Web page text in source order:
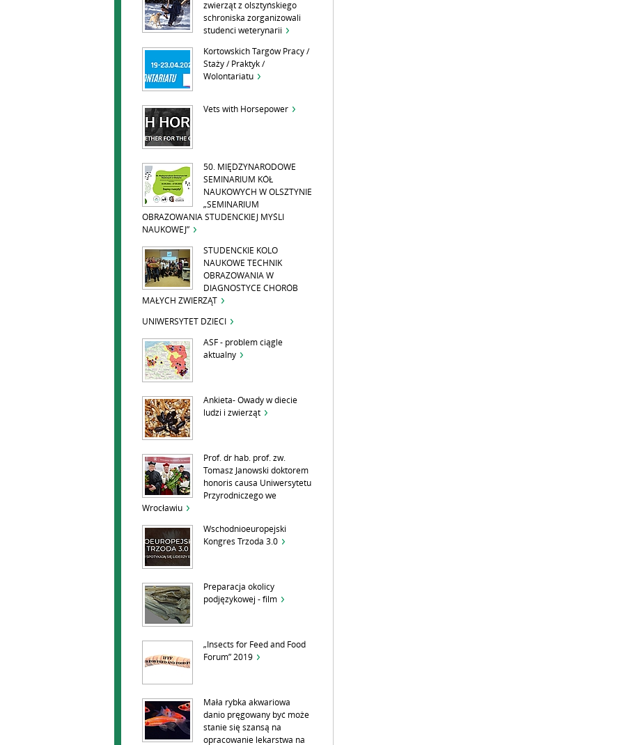
zwierząt z olsztyńskiego
schroniska zorganizowali
studenci weterynarii
Kortowskich Targów Pracy /
Staży / Praktyk /
Wolontariatu
Vets with Horsepower
50. MIĘDZYNARODOWE
SEMINARIUM KÓŁ
NAUKOWYCH W OLSZTYNIE
„SEMINARIUM
OBRAZOWANIA STUDENCKIEJ MYŚLI
NAUKOWEJ”
STUDENCKIE KOLO
NAUKOWE TECHNIK
OBRAZOWANIA W
DIAGNOSTYCE CHORÓB
MAŁYCH ZWIERZĄT
UNIWERSYTET DZIECI
ASF - problem ciągle
aktualny
Ankieta- Owady w diecie
ludzi i zwierząt
Prof. dr hab. prof. zw.
Tomasz Janowski doktorem
honoris causa Uniwersytetu
Przyrodniczego we
Wrocławiu
Wschodnioeuropejski
Kongres Trzoda 3.0
Preparacja okolicy
podjęzykowej - film
„Insects for Feed and Food
Forum” 2019
Mała rybka akwariowa
danio pręgowany być może
stanie się szansą na
opracowanie lekarstwa na